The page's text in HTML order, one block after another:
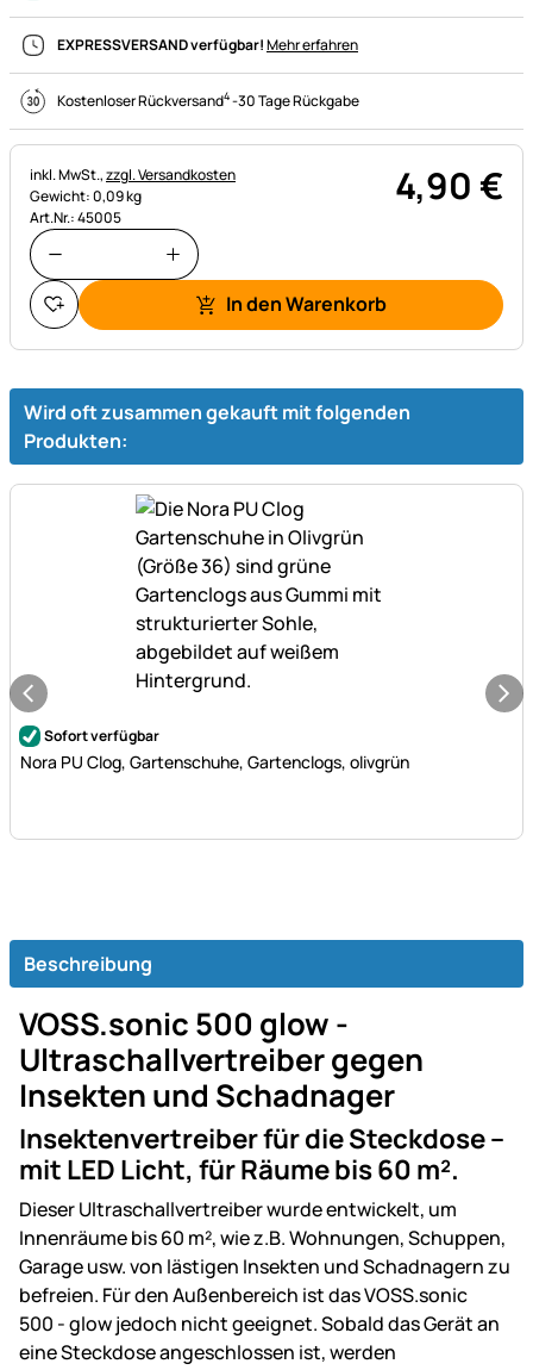
EXPRESSVERSAND verfügbar!Mehr erfahren
Kostenloser Rückversand4-30 Tage Rückgabe
Steuerhinweis:
inkl. MwSt.,zzgl. Versandkosten
Gewicht: 0,09 kg
Art.Nr.: 45005
4,90€
In den Warenkorb
Wird oft zusammen gekauft mit folgenden
Produkten:
Noch keine Bewertungen abgegeben
Sofort verfügbar
Nora PU Clog, Gartenschuhe, Gartenclogs, olivgrün
Beschreibung
VOSS.sonic 500 glow -
Ultraschallvertreiber gegen
Insekten und Schadnager
Insektenvertreiber für die Steckdose –
mit LED Licht, für Räume bis 60 m².
Dieser Ultraschallvertreiber wurde entwickelt, um
Innenräume bis 60 m², wie z.B. Wohnungen, Schuppen,
Garage usw. von lästigen Insekten und Schadnagern zu
befreien. Für den Außenbereich ist das VOSS.sonic
500 - glow jedoch nicht geeignet. Sobald das Gerät an
eine Steckdose angeschlossen ist, werden